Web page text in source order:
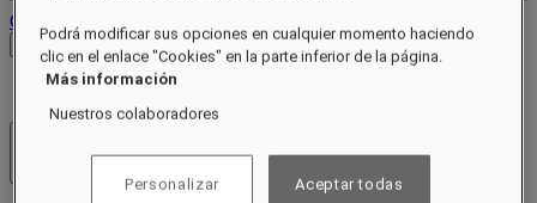
Cerrar sesión
Ver tarifas
Hoteles y resorts
Podrá modificar sus opciones en cualquier momento haciendo
clic en el enlace "Cookies" en la parte inferior de la página.
Más información
Nuestros colaboradores
Personalizar Aceptar todas